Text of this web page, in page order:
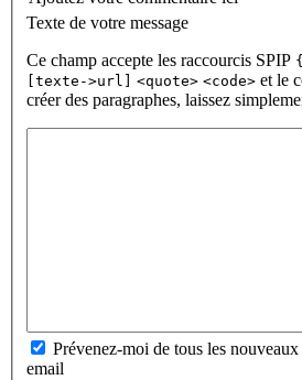
Texte de votre message
Ce champ accepte les raccourcis SPIP
[texte->url]
<quote> <code> et le
créer des paragraphes, laissez
Prévenez-moi de tous les
email